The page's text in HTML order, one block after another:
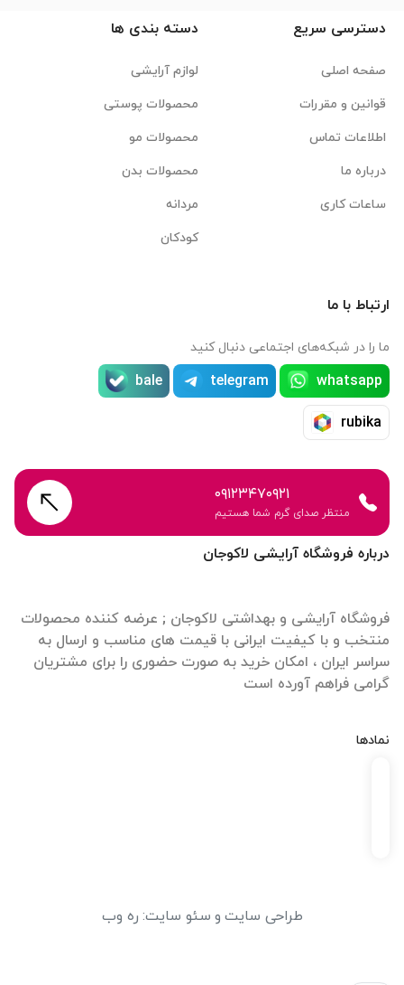
درباره فروشگاه آرایشی لاکوجان
فروشگاه آرایشی و بهداشتی لاکوجان ; عرضه کننده محصولات
منتخب و با کیفیت ایرانی با قیمت های مناسب و ارسال به
سراسر ایران ، امکان خرید به صورت حضوری را برای مشتریان
گرامی فراهم آورده است
نمادها
دسترسی سریع
صفحه اصلی
قوانین و مقررات
اطلاعات تماس
درباره ما
ساعات کاری
دسته بندی ها
لوازم آرایشی
محصولات پوستی
محصولات مو
محصولات بدن
مردانه
کودکان
ارتباط با ما
ما را در شبکه‌های اجتماعی دنبال کنید
whatsapp
telegram
bale
rubika
۰۹۱۲۳۴۷۰۹۲۱
منتظر صدای گرم شما هستیم
طراحی سایت و سئو سایت: ره وب